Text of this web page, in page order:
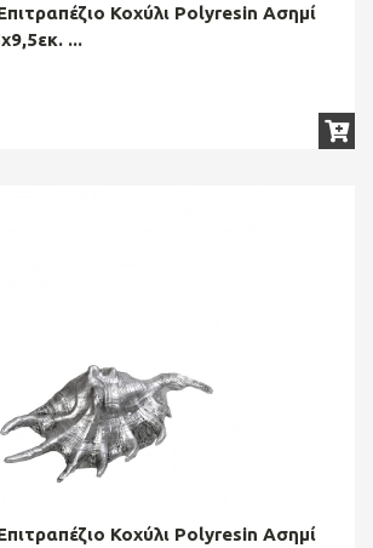
Κοχύλι Polyresin Ασημί
...
Κοχύλι Polyresin Ασημί